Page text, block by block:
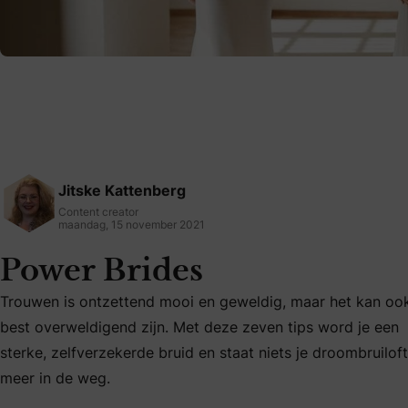
Jitske Kattenberg
Content creator
maandag, 15 november 2021
Power Brides
Trouwen is ontzettend mooi en geweldig, maar het kan
Trouwen is ontzettend mooi en geweldig, maar het kan
best overweldigend zijn. Met deze zeven tips word je een
sterke, zelfverzekerde bruid en staat niets je droombruiloft
meer in de weg.